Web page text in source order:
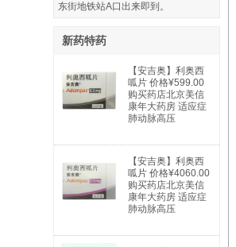
东街地铁站A口出来即到。
新药特药
【安吉奥】利奥西
呱片 价格¥599.00
购买药店北京美信
康年大药房 适应症
肺动脉高压
【安吉奥】利奥西
呱片 价格¥4060.00
购买药店北京美信
康年大药房 适应症
肺动脉高压